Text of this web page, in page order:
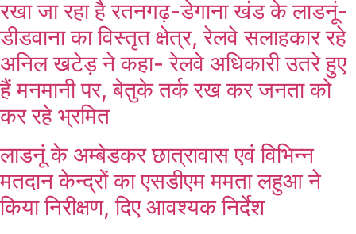
रखा जा रहा है रतनगढ़-डेगाना खंड के लाडनूं-
डीडवाना का विस्तृत क्षेत्र, रेलवे सलाहकार रहे
अनिल खटेड़ ने कहा- रेलवे अधिकारी उतरे हुए
हैं मनमानी पर, बेतुके तर्क रख कर जनता को
कर रहे भ्रमित
लाडनूं के अम्बेडकर छात्रावास एवं विभिन्न
मतदान केन्द्रों का एसडीएम ममता लहुआ ने
किया निरीक्षण, दिए आवश्यक निर्देश